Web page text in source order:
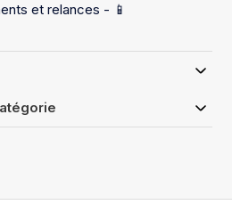
et relances - 📱